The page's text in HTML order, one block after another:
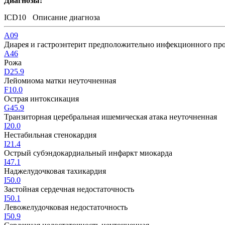
ICD10
Описание диагноза
A09
Диарея и гастроэнтерит предположительно инфекционного
A46
Рожа
D25.9
Лейомиома матки неуточненная
F10.0
Острая интоксикация
G45.9
Транзиторная церебральная ишемическая атака неуточненная
I20.0
Нестабильная стенокардия
I21.4
Острый субэндокардиальный инфаркт миокарда
I47.1
Наджелудочковая тахикардия
I50.0
Застойная сердечная недостаточность
I50.1
Левожелудочковая недостаточность
I50.9